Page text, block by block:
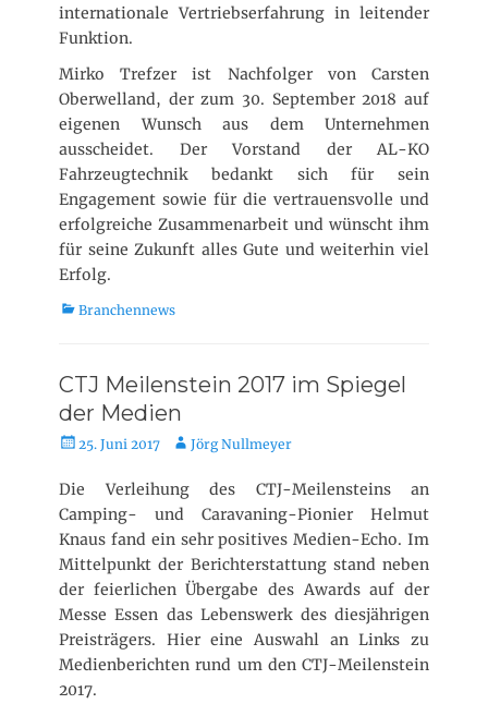
internationale Vertriebserfahrung in leitender
Funktion.
Mirko Trefzer ist Nachfolger von Carsten
Oberwelland, der zum 30. September 2018 auf
eigenen Wunsch aus dem Unternehmen
ausscheidet. Der Vorstand der AL-KO
Fahrzeugtechnik bedankt sich für sein
Engagement sowie für die vertrauensvolle und
erfolgreiche Zusammenarbeit und wünscht ihm
für seine Zukunft alles Gute und weiterhin viel
Erfolg.
K
e
g
o
r
e
n
Branchennews
CTJ Meilenstein 2017 im Spiegel
der Medien
V
r
ö
f
e
n
t
l
i
c
25. Juni 2017
A
t
o
Jörg Nullmeyer
Die Verleihung des CTJ-Meilensteins an
Camping- und Caravaning-Pionier Helmut
Knaus fand ein sehr positives Medien-Echo. Im
Mittelpunkt der Berichterstattung stand neben
der feierlichen Übergabe des Awards auf der
Messe Essen das Lebenswerk des diesjährigen
Preisträgers. Hier eine Auswahl an Links zu
Medienberichten rund um den CTJ-Meilenstein
2017.